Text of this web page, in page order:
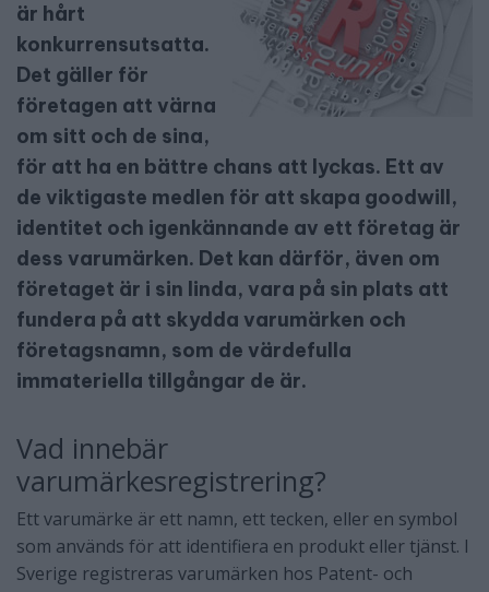
är hårt
konkurrensutsatta.
Det gäller för
företagen att värna
om sitt och de sina,
för att ha en bättre chans att lyckas. Ett av
de viktigaste medlen för att skapa goodwill,
identitet och igenkännande av ett företag är
dess varumärken. Det kan därför, även om
företaget är i sin linda, vara på sin plats att
fundera på att skydda varumärken och
företagsnamn, som de värdefulla
immateriella tillgångar de är.
Vad innebär
varumärkesregistrering?
Ett varumärke är ett namn, ett tecken, eller en symbol
som används för att identifiera en produkt eller tjänst. I
Sverige registreras varumärken hos Patent- och